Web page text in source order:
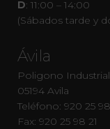
D: 11:00 – 14:00
(Sábados tarde y
Ávila
Poligono
05194 Avila
Teléfono: 920 25
Fax: 920 25 98 21